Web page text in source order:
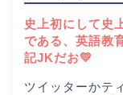
史上初にして史
である、英語教
記JKだお💛
ツイッターかテ